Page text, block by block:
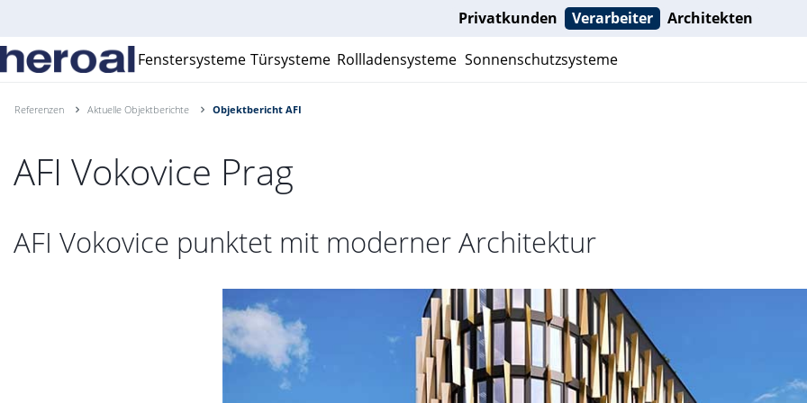
Privatkunden Verarbeiter Architekten
Fenstersysteme Türsysteme Rollladensysteme Sonnenschutzsysteme
Referenzen Aktuelle Objektberichte Objektbericht AFI
AFI Vokovice Prag
AFI Vokovice punktet mit moderner Architektur